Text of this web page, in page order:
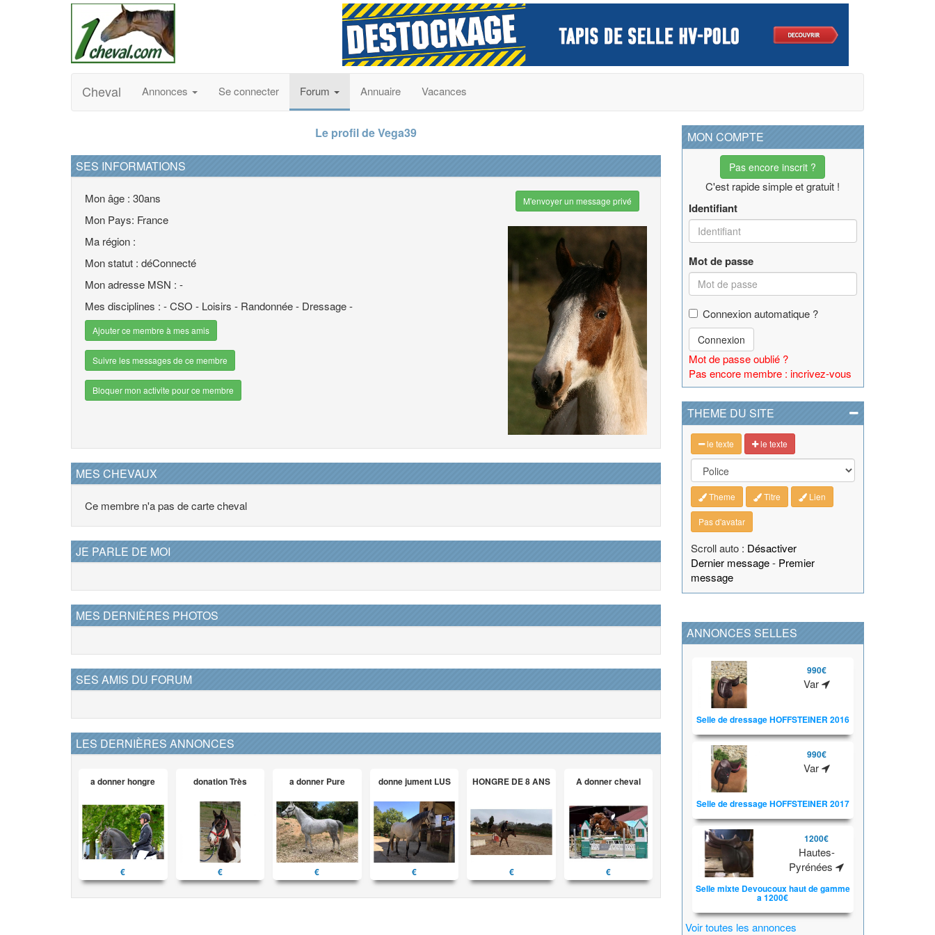
Cheval Annonces Se connecter Forum Annuaire Vacances
Le profil de Vega39
SES INFORMATIONS
Mon âge : 30ans
Mon Pays: France
Ma région :
Mon statut : déConnecté
Mon adresse MSN : -
Mes disciplines : - CSO - Loisirs - Randonnée - Dressage -
Ajouter ce membre à mes amis
Suivre les messages de ce membre
Bloquer mon activite pour ce membre
M'envoyer un message privé
MES CHEVAUX
Ce membre n'a pas de carte cheval
JE PARLE DE MOI
MES DERNIÈRES PHOTOS
SES AMIS DU FORUM
LES DERNIÈRES ANNONCES
a donner hongre
€
donation Très
€
a donner Pure
€
donne jument LUS
€
HONGRE DE 8 ANS
€
A donner cheval
€
MON COMPTE
Pas encore inscrit ?
C'est rapide simple et gratuit !
Identifiant
Mot de passe
Connexion automatique ?
Connexion
Mot de passe oublié ?
Pas encore membre : incrivez-vous
THEME DU SITE
le texte le texte
Theme Titre Lien
Pas d'avatar
Scroll auto : Désactiver
Dernier message- Premier
message
ANNONCES SELLES
990€
Var
Selle de dressage HOFFSTEINER 2016
990€
Var
Selle de dressage HOFFSTEINER 2017
1200€
Hautes-
Pyrénées
Selle mixte Devoucoux haut de gamme
a 1200€
Voir toutes les annonces